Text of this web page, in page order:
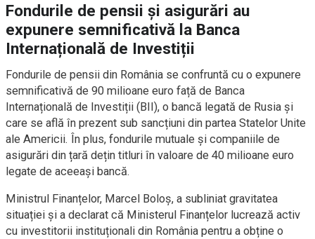
Fondurile de pensii și asigurări au
expunere semnificativă la Banca
Internațională de Investiții
Fondurile de pensii din România se confruntă cu o expunere
semnificativă de 90 milioane euro față de Banca
Internațională de Investiții (BII), o bancă legată de Rusia și
care se află în prezent sub sancțiuni din partea Statelor Unite
ale Americii. În plus, fondurile mutuale și companiile de
asigurări din țară dețin titluri în valoare de 40 milioane euro
legate de aceeași bancă.
Ministrul Finanțelor, Marcel Boloș, a subliniat gravitatea
situației și a declarat că Ministerul Finanțelor lucrează activ
cu investitorii instituționali din România pentru a obține o